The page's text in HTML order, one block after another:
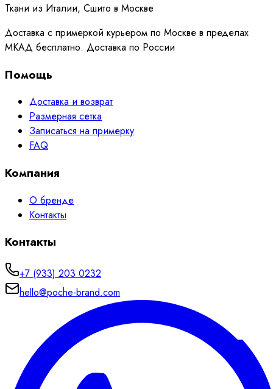
Ткани из Италии, Сшито в Москве
Доставка с примеркой курьером по Москве в пределах
МКАД бесплатно. Доставка по России
Помощь
Доставка и возврат
Размерная сетка
Записаться на примерку
FAQ
Компания
О бренде
Контакты
Контакты
+7 (933) 203 0232
hello@poche-brand.com